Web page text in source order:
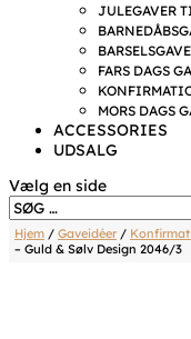
JULEGAVER
FARS DAGS
MORS DAGS
ACCESSORIES
UDSALG
Vælg en side
Hjem / Gaveidéer/
– Guld & Sølv Design 2046/3